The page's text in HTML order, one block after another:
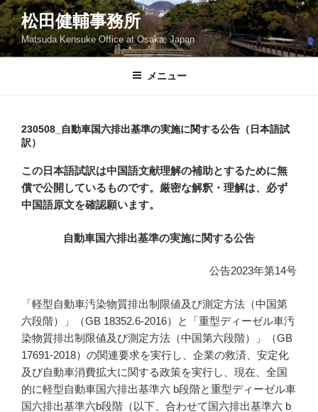
コ
ン
テ
ン
松田健輔事務所
Matsuda Kensuke Office at Osaka, Japan
メニュー
230508_自動車国六排出基準の実施に関する公告（日本語試
訳）
この日本語試訳は中国語文献理解の補助とするために無
償で公開しているものです。厳密な解釈・理解は、必ず
中国語原文を確認願います。
自動車国六排出基準の実施に関する公告
公告2023年第14号
「軽型自動車汚染物質排出制限値及び測定方法（中国第
六段階）」（GB 18352.6-2016）と「重型ディーゼル車汚
染物質排出制限値及び測定方法（中国第六段階）」（GB
17691-2018）の関連要求を実行し、企業の救済、安定化
及び自動車消費拡大に関する政策を実行し、現在、全国
的に軽型自動車国六排出基準六 b段階と重型ディーゼル車
国六排出基準六b段階（以下、合わせて国六排出基準六 b